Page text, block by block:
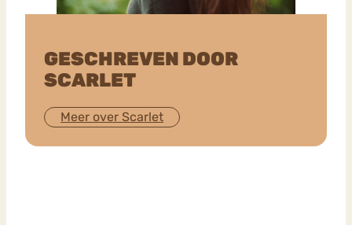
GESCHREVEN DOOR
SCARLET
Meer over Scarlet